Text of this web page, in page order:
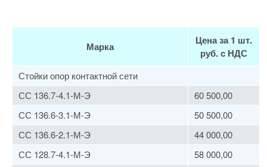
Марка
Цена за 1 шт.
руб. с НДС
Стойки опор контактной сети
СС 136.7-4.1-М-Э
60 500,00
СС 136.6-3.1-М-Э
50 500,00
СС 136.6-2.1-М-Э
44 000,00
СС 128.7-4.1-М-Э
58 000,00